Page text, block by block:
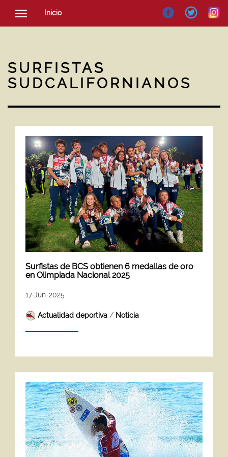
Inicio
SOCIEDAD
NOTICIAS
SURFISTAS
SUDCALIFORNIANOS
Surfistas de BCS obtienen 6 medallas de oro
en Olimpiada Nacional 2025
17-Jun-2025
Actualidad deportiva / Noticia